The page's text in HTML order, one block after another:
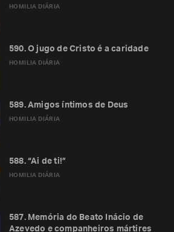
HOMILIA DIÁRIA
HOMILIA DIÁRIA
590. O jugo de Cristo é a caridade
HOMILIA DIÁRIA
589. Amigos íntimos de Deus
HOMILIA DIÁRIA
588. “Ai de ti!”
587. Memória do Beato Inácio de
Azevedo e companheiros mártires